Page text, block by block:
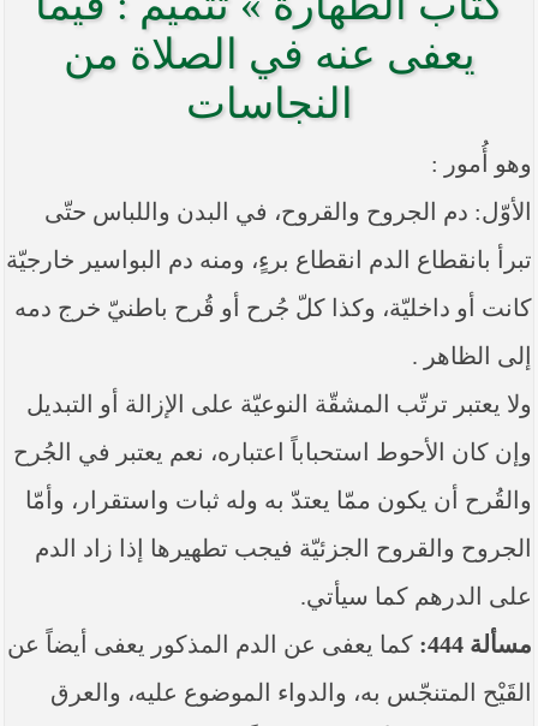
----- تصريح حول الأوضاع الراهنة في العراق
ما ورد في خطبة الجمعة لممثل المرجعية الدينية العليا
في كربلاء المقدسة فضيلة العلاّمة الشيخ عبد المهدي
نينوى وصلاح الدين وإعلانها أنها تستهدف بقية
- في النجف الأشرف حول التطورات الأمنية الأخيرة في
محافظة نينوى
يعفى عنه في الصلاة من
النجاسات
وهو أُمور :
الأوّل: دم الجروح والقروح، في البدن واللباس حتّى
تبرأ بانقطاع الدم انقطاع برءٍ، ومنه دم البواسير خارجيّة
كانت أو داخليّة، وكذا كلّ جُرح أو قُرح باطنيّ خرج دمه
إلى الظاهر .
ولا يعتبر ترتّب المشقّة النوعيّة على الإزالة أو التبديل
وإن كان الأحوط استحباباً اعتباره، نعم يعتبر في الجُرح
والقُرح أن يكون ممّا يعتدّ به وله ثبات واستقرار، وأمّا
الجروح والقروح الجزئيّة فيجب تطهيرها إذا زاد الدم
على الدرهم كما سيأتي.
مسألة 444:
كما يعفى عن الدم المذكور يعفى أيضاً عن
القَيْح المتنجّس به، والدواء الموضوع عليه، والعرق